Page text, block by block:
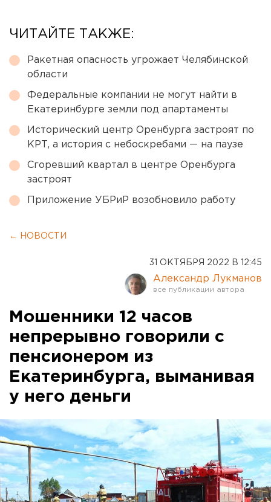
ЧИТАЙТЕ ТАКЖЕ:
Ракетная опасность угрожает Челябинской
области
Федеральные компании не могут найти в
Екатеринбурге земли под апартаменты
Исторический центр Оренбурга застроят по
КРТ, а история с небоскребами — на паузе
Сгоревший квартал в центре Оренбурга
застроят
Приложение УБРиР возобновило работу
← НОВОСТИ
31 ОКТЯБРЯ 2022 В 12:45
Александр Лукманов
Мошенники 12 часов
непрерывно говорили с
пенсионером из
Екатеринбурга, выманивая
у него деньги